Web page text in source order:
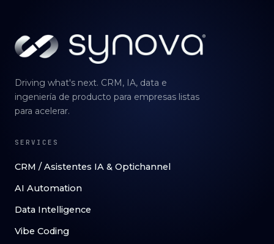
Driving what's next. CRM, IA, data e
ingeniería de producto para empresas listas
para acelerar.
SERVICES
CRM / Asistentes IA & Optichannel
AI Automation
Data Intelligence
Vibe Coding